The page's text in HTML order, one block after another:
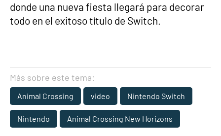
donde una nueva fiesta llegará para decorar
todo en el exitoso título de Switch.
Más sobre este tema:
Animal Crossing video Nintendo Switch
Nintendo Animal Crossing New Horizons